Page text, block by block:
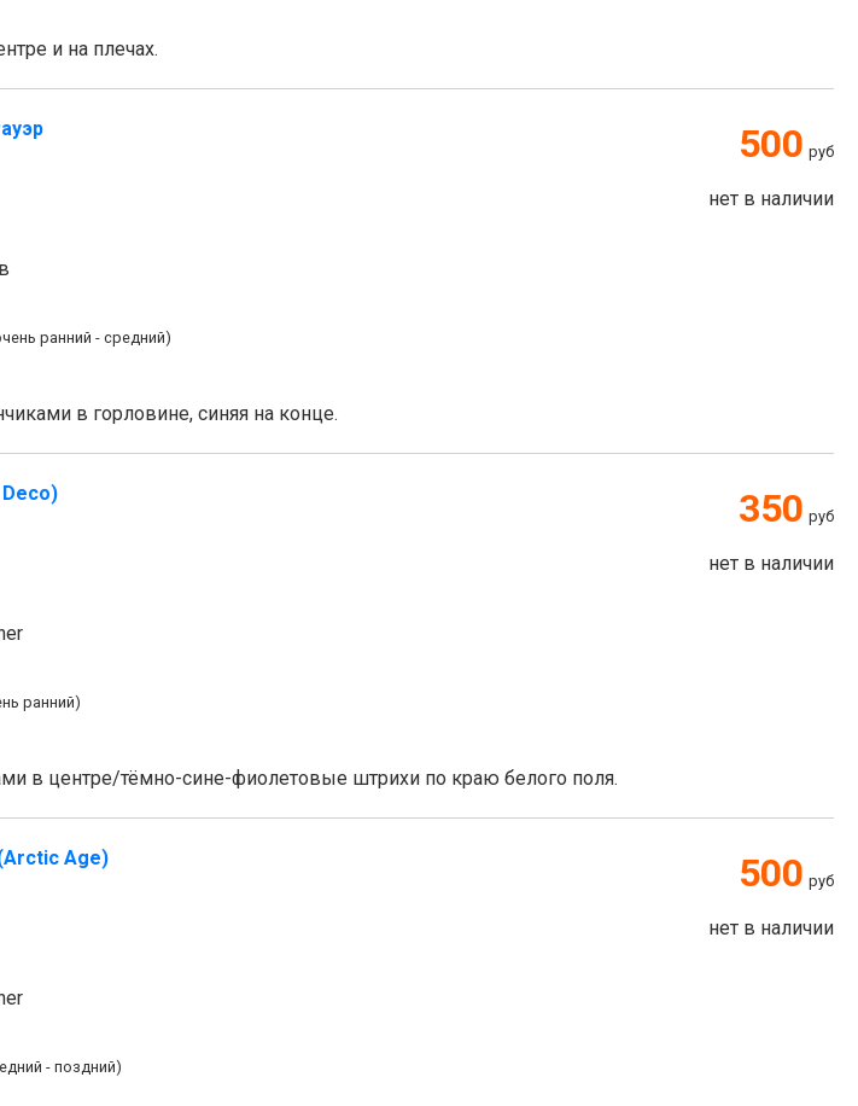
и на плечах.
500 руб
нет в наличии
ранний - средний)
в горловине, синяя на конце.
350 руб
нет в наличии
ранний)
в центре/тёмно-сине-фиолетовые штрихи по краю белого поля.
Age) 500 руб
нет в наличии
- поздний)